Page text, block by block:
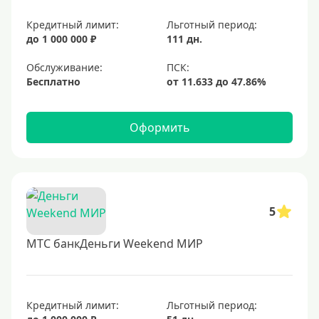
Для покупок
Для путешествий
Условия
За 5 минут
За 15 минут
Экспресс
Карты, открывающие возможности для каждого
С открытыми просрочками
Кредит без проверки кредитной истории.
Кредитный лимит:
до 1 000 000 ₽
Льготный период:
111 дн.
Обслуживание:
Бесплатно
Оформить
5
МТС банкДеньги Weekend МИР
Кредитный лимит:
Льготный период: